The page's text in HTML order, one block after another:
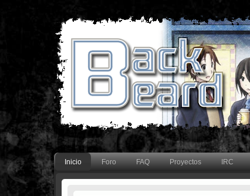
Inicio Foro FAQ Proyectos IRC